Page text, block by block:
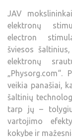
JAV
elektronų
electron
šviesos
elektronų
„Physorg.com“.
veikia panašiai,
šaltinių
tarp jų – tolygiu
vartojimo
kokybe ir